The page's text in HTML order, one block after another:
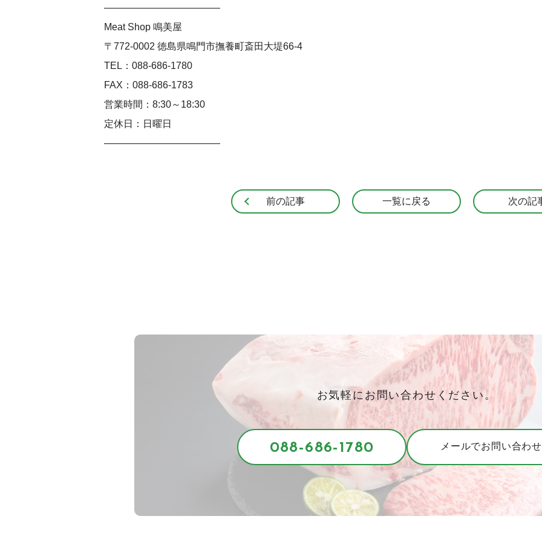
――――――――――――
Meat Shop 鳴美屋
〒772-0002 徳島県鳴門市撫養町斎田大堤66-4
TEL：088-686-1780
FAX：088-686-1783
営業時間：8:30～18:30
定休日：日曜日
――――――――――――
前の記事 一覧に戻る 次の記
お気軽にお問い合わせください。
088-686-1780 メールでお問い合わせ